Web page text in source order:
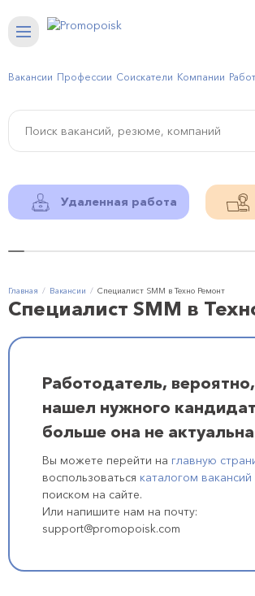
Вакансии Профессии Соискатели Компании
Удаленная работа
Главная Вакансии Специалист SMM в Техно Ремонт
Специалист SMM в
Работодатель,
нашел нужного
больше она не
Вы можете перейти на главную
воспользоваться каталогом вакансий
поиском на сайте.
Или напишите нам на почту:
support@promopoisk.com